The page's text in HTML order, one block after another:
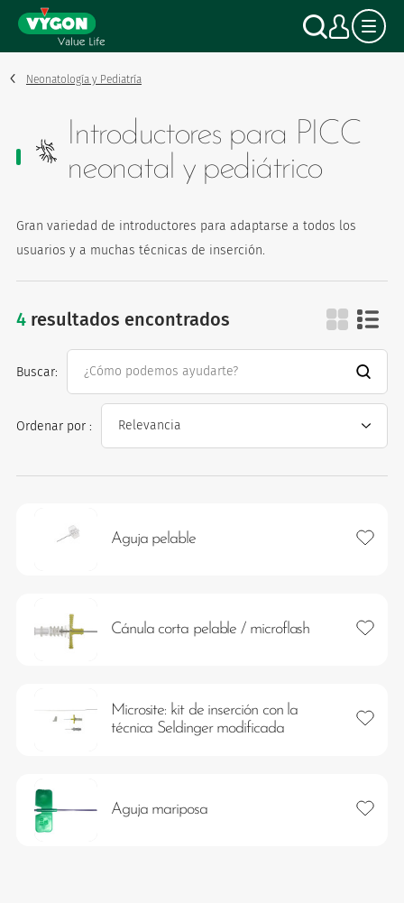
Panel de gestión de cookies
contenido
principal
Buscar
Mi
Neonatología y Pediatría
Introductores para PICC
neonatal y pediátrico
Gran variedad de introductores para adaptarse a todos los
usuarios y a muchas técnicas de inserción.
4resultados encontrados introductores para
Ordenar por :
Buscar:
Aguja pelable Añadir
Cánula corta pelable / microflash Añadir
Microsite: kit de inserción con la
técnica Seldinger modificada
Añadir
Aguja mariposa Añadir